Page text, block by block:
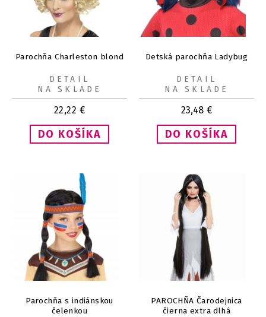
Parochňa Charleston blond
22,22 €
DETAIL
NA SKLADE
Detská parochňa Ladybug
23,48 €
DETAIL
NA SKLADE
Parochňa s indiánskou
čelenkou
PAROCHŇA Čarodejnica
čierna extra dlhá